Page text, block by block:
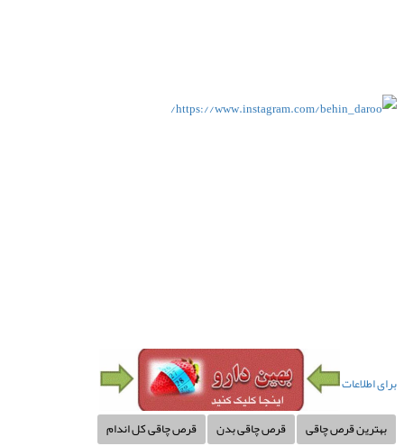
برای اطلاعات
بهترین قرص چاقی
قرص چاقی بدن قرص چاقی کل اندام